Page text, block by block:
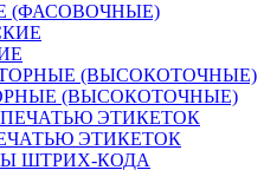
(ФАСОВОЧНЫЕ)
(ВЫСОКОТОЧНЫЕ)
ЭТИКЕТОК